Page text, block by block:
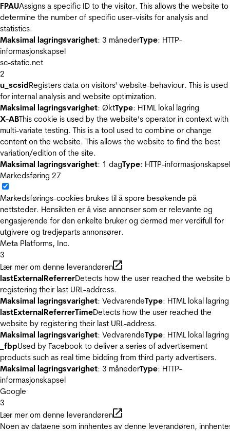
FPAUAssigns a specific ID to the visitor. This allows the website to
determine the number of specific user-visits for analysis and
statistics.
Maksimal lagringsvarighet: 3 månederType: HTTP-
informasjonskapsel
sc-static.net
2
u_scsidRegisters data on visitors' website-behaviour. This is used
for internal analysis and website optimization.
Maksimal lagringsvarighet: ØktType: HTML lokal lagring
X-ABThis cookie is used by the website’s operator in context with
multi-variate testing. This is a tool used to combine or change
content on the website. This allows the website to find the best
variation/edition of the site.
Maksimal lagringsvarighet: 1 dagType: HTTP-informasjonskapsel
Markedsføring 27
Markedsførings-cookies brukes til å spore besøkende på
nettsteder. Hensikten er å vise annonser som er relevante og
engasjerende for den enkelte bruker og dermed mer verdifull for
utgivere og tredjeparts annonsører.
Meta Platforms, Inc.
3
Lær mer om denne leverandøren
lastExternalReferrerDetects how the user reached the website
registering their last URL-address.
Maksimal lagringsvarighet: VedvarendeType: HTML lokal lagring
lastExternalReferrerTimeDetects how the user reached the
website by registering their last URL-address.
Maksimal lagringsvarighet: VedvarendeType: HTML lokal lagring
_fbpUsed by Facebook to deliver a series of advertisement
products such as real time bidding from third party advertisers.
Maksimal lagringsvarighet: 3 månederType: HTTP-
informasjonskapsel
Google
3
Lær mer om denne leverandøren
Noen av dataene som innhentes av denne leverandøren,